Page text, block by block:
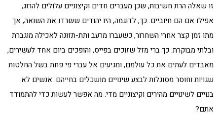
זו שאלה הרת חשיבות, שכן מעברים חדים וקיצוניים עלולים להרוג,
אפילו אם הם חיוביים. כך, לדוגמה, היו יהודים ששרדו את השואה, אך
מתו זמן קצר אחרי השחרור, כשעברו מרעב ותת-תזונה לאכילה מוגברת
ובלתי מבוקרת. כך ברי מזל שזוכים בפייס, והופכים ביום אחד לעשירים,
מאבדים לעתים את כל עולמם, ומגיעים אל עברי פי פחת בשל החלטות
שגויות וחוסר מסוגלות לבצע שינויים מושכלים בחייהם. אנשים לא
בנויים לשינויים מהירים וקיצוניים מדי. מה אפשר לעשות כדי להתמודד
אתם?